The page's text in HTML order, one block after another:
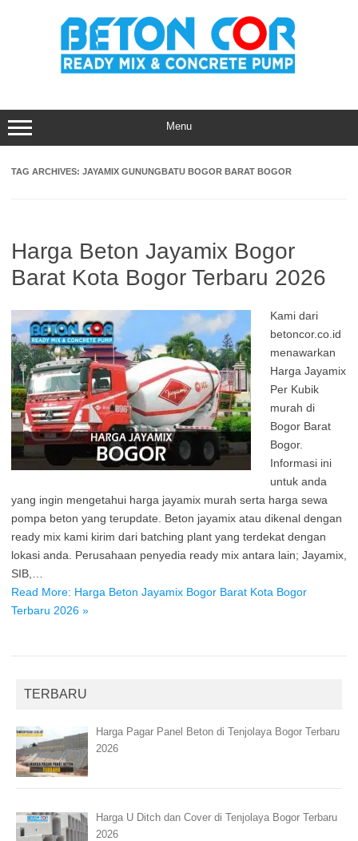
Menu
TAG ARCHIVES: JAYAMIX GUNUNGBATU BOGOR BARAT BOGOR
Harga Beton Jayamix Bogor
Barat Kota Bogor Terbaru 2026
Kami dari
betoncor.co.id
menawarkan
Harga Jayamix
Per Kubik
murah di
Bogor Barat
Bogor.
Informasi ini
untuk anda
yang ingin mengetahui harga jayamix murah serta harga sewa
pompa beton yang terupdate. Beton jayamix atau dikenal dengan
ready mix kami kirim dari batching plant yang terdekat dengan
lokasi anda. Perusahaan penyedia ready mix antara lain; Jayamix,
SIB,…
Read More: Harga Beton Jayamix Bogor Barat Kota Bogor
Terbaru 2026 »
TERBARU
Harga Pagar Panel Beton di Tenjolaya Bogor Terbaru
2026
Harga U Ditch dan Cover di Tenjolaya Bogor Terbaru
2026